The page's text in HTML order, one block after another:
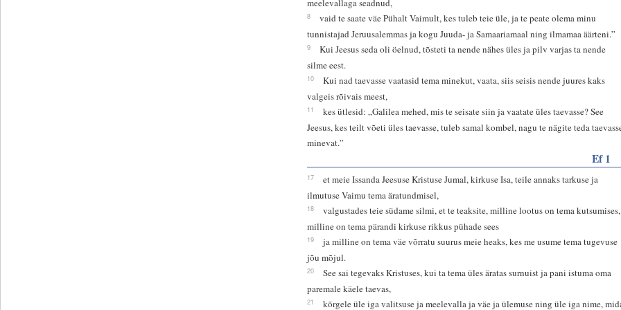
8
vaid te saate väe Pühalt Vaimult, kes tuleb teie üle, ja te peate olema minu
tunnistajad Jeruusalemmas ja kogu Juuda- ja Samaariamaal ning ilmamaa äärteni.”
9
Kui Jeesus seda oli öelnud, tõsteti ta nende nähes üles ja pilv varjas ta nende
silme eest.
10
Kui nad taevasse vaatasid tema minekut, vaata, siis seisis nende juures kaks
valgeis rõivais meest,
11
kes ütlesid: „Galilea mehed, mis te seisate siin ja vaatate üles taevasse? See
Jeesus, kes teilt võeti üles taevasse, tuleb samal kombel, nagu te nägite teda
minevat.”
Ef 1
17
et meie Issanda Jeesuse Kristuse Jumal, kirkuse Isa, teile annaks tarkuse ja
ilmutuse Vaimu tema äratundmisel,
18
valgustades teie südame silmi, et te teaksite, milline lootus on tema kutsumises,
milline on tema pärandi kirkuse rikkus pühade sees
19
ja milline on tema väe võrratu suurus meie heaks, kes me usume tema tugevuse
jõu mõjul.
20
See sai tegevaks Kristuses, kui ta tema üles äratas surnuist ja pani istuma oma
paremale käele taevas,
21 kõrgele üle iga valitsuse ja meelevalla ja väe ja ülemuse ning üle iga nime,